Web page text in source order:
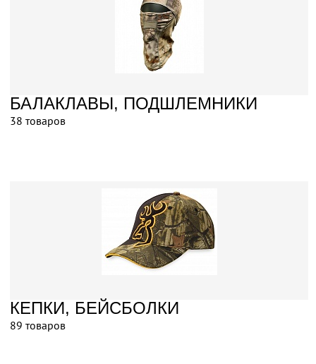
БАЛАКЛАВЫ, ПОДШЛЕМНИКИ
38 товаров
КЕПКИ, БЕЙСБОЛКИ
89 товаров